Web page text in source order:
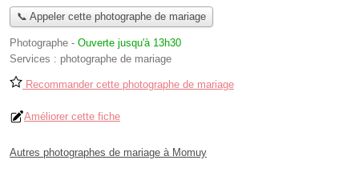
📞 Appeler cette photographe de mariage
Photographe - Ouverte jusqu'à 13h30
Services : photographe de mariage
Recommander cette photographe de mariage
Améliorer cette fiche
Autres photographes de mariage à Momuy